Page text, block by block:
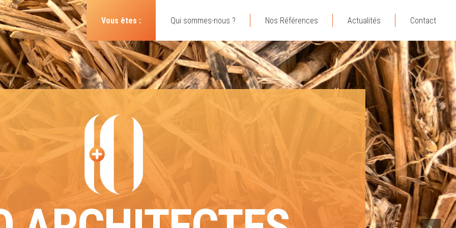
Vous êtes : Qui sommes-nous ? Nos Références Actualités Contact